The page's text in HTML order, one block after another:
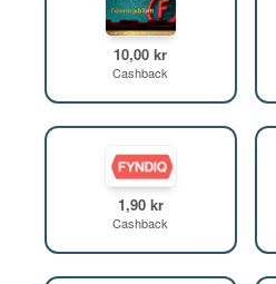
10,00 kr
Cashback
1,90 kr
Cashback